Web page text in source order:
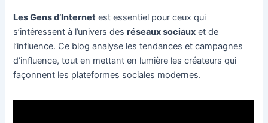
Les Gens d’Internet est essentiel pour ceux qui
s’intéressent à l’univers desréseaux sociaux et de
l’influence. Ce blog analyse les tendances et campagnes
d’influence, tout en mettant en lumière les créateurs qui
façonnent les plateformes sociales modernes.